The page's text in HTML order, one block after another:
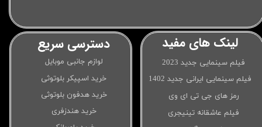
دسترسی سریع
لوازم جانبی موبایل
خرید اسپیکر بلوتوثی
خرید هدفون بلوتوثی
خرید هندزفری
لینک های مفید
فیلم سینمایی جدید 2023
فیلم سینمایی ایرانی جدید 1402
رمز های جی تی ای وی
فیلم عاشقانه تینیجری